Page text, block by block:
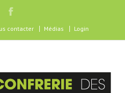
contacter Médias Login